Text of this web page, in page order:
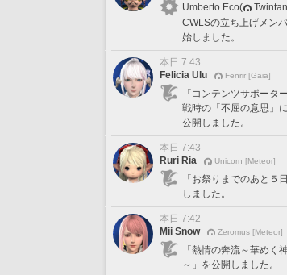
Umberto Eco(
CWLSの立ち上げメン
始しました。
本日 7:43
Felicia Ulu
Fenrir [Gaia]
「コンテンツサポー
戦時の「不屈の意思」
公開しました。
本日 7:43
Ruri Ria
Unicorn [Meteor]
「お祭りまでのあと５
しました。
本日 7:42
Mii Snow
Zeromus [Meteor]
「熱情の奔流～華めく
～」を公開しました。